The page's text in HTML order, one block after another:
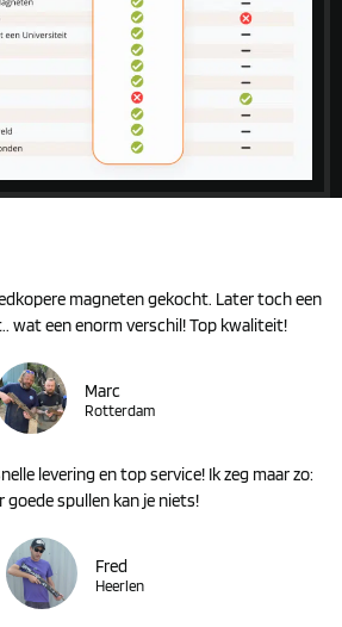
magneten gekocht. Later toch een
wat een enorm verschil! Top kwaliteit!
Marc
Rotterdam
levering en top service! Ik zeg maar zo:
goede spullen kan je niets!
Fred
Heerlen